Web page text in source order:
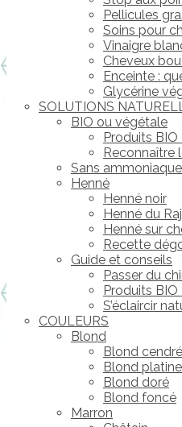
Pellicules
Soins pour
Vinaigre
Cheveux
Enceinte :
Glycérine
SOLUTIONS
BIO ou végétale
Produits
Reconnaître
Sans ammoniaque
Henné
Henné noir
Henné du
Henné sur
Recette
Guide et conseils
Passer du
Produits
S’éclaircir
COULEURS
Blond
Blond cendré
Blond platine
Blond doré
Blond foncé
Marron